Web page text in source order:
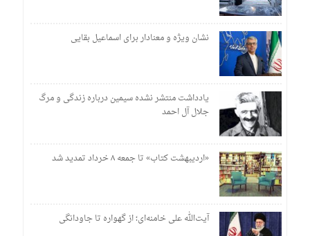
نشان ویژه و معنادار برای اسماعیل بقایی
یادداشت منتشر نشده سیمین درباره زندگی و مرگ
جلال آل احمد
«اردیبهشت کتاب» تا جمعه ۸ خرداد تمدید شد
آیت‌الله علی خامنه‌ای؛ از گهواره تا جاودانگی